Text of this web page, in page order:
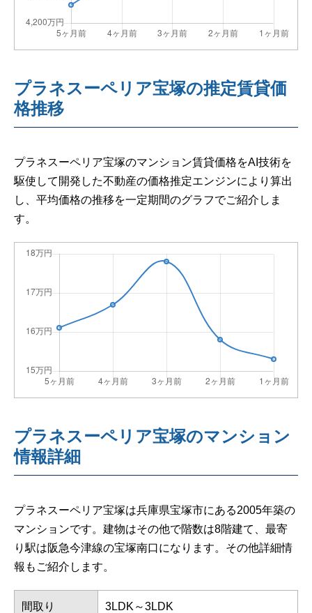
プラネスーペリア宝塚の推定賃貸価
格推移
プラネスーペリア宝塚のマンション賃貸価格をAI技術を
駆使して開発した不動産の価格推定エンジンにより算出
し、平均価格の推移を一定期間のグラフでご紹介しま
す。
プラネスーペリア宝塚のマンション
情報詳細
プラネスーペリア宝塚は兵庫県宝塚市にある2005年築の
マンションです。建物はその他で階数は8階建て、最寄
り駅は阪急今津線の宝塚南口になります。その他詳細情
報もご紹介します。
間取り 3LDK～3LDK